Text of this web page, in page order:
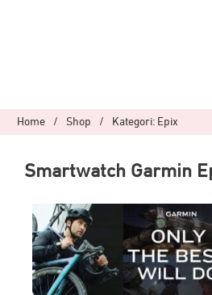
Home / Shop / Kategori: Epix
Smartwatch Garmin